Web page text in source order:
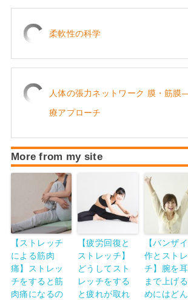
柔軟性の科学
人体の張力ネットワーク 膜・筋膜
療アプローチ
More from my site
【ストレッチ
による筋肉
痛】ストレッ
チをすると筋
肉痛になるの
【疲労回復と
ストレッチ】
どうしてスト
レッチをする
と疲れが取れ
【バンザ
作とスト
チ】腕を
まで上げ
めにはど